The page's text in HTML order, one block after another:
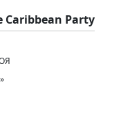
Caribbean Party